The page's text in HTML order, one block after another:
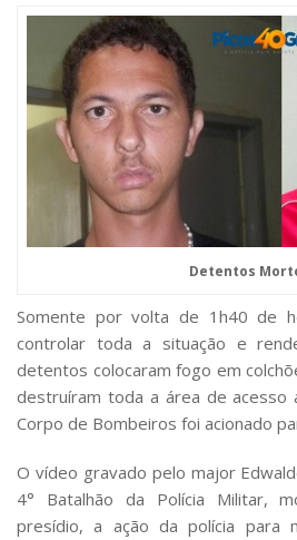
Detentos
Somente por volta de 1h40 de
controlar toda a situação e
detentos colocaram fogo em
destruíram toda a área de acesso
Corpo de Bombeiros foi acionado
O vídeo gravado pelo major
4° Batalhão da Polícia Militar,
presídio, a ação da polícia para